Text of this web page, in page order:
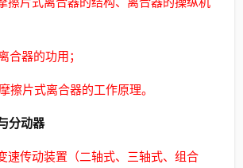
合器的功用；
擦片式离合器的工作原理。
分动器
速传动装置（二轴式、三轴式、组合